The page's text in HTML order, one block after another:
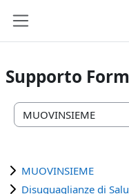
Supporto
Categorie di corso
MUOVINSIEME
Disuguaglianze di